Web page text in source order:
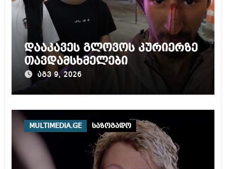
დააკავეს გლოვოს კურიერზე
თავდამსხმელები
აგვ 9, 2026
MULTIMEDIA.GE საზოგადო